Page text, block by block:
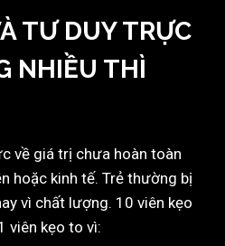
TƯ DUY TRỰC
NHIỀU THÌ
về giá trị chưa hoàn toàn
hoặc kinh tế. Trẻ thường bị
vì chất lượng. 10 viên kẹo
viên kẹo to vì: